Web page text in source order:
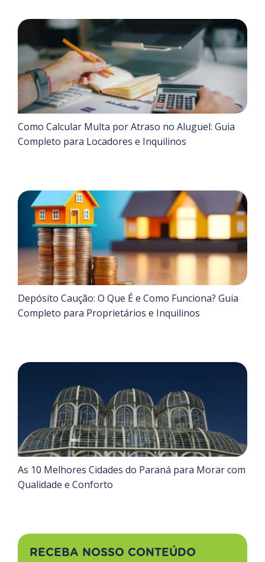
Como Calcular Multa por Atraso no Aluguel: Guia
Completo para Locadores e Inquilinos
Depósito Caução: O Que É e Como Funciona? Guia
Completo para Proprietários e Inquilinos
As 10 Melhores Cidades do Paraná para Morar com
Qualidade e Conforto
RECEBA NOSSO CONTEÚDO